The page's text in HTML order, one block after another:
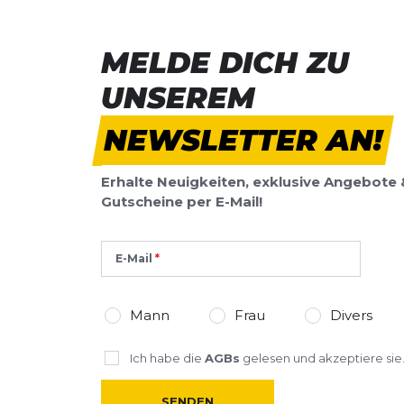
MELDE DICH ZU
UNSEREM
NEWSLETTER AN!
Erhalte Neuigkeiten, exklusive Angebote
Gutscheine per E-Mail!
E-Mail
Mann Frau Divers
Ich habe die AGBs gelesen und akzeptiere sie.